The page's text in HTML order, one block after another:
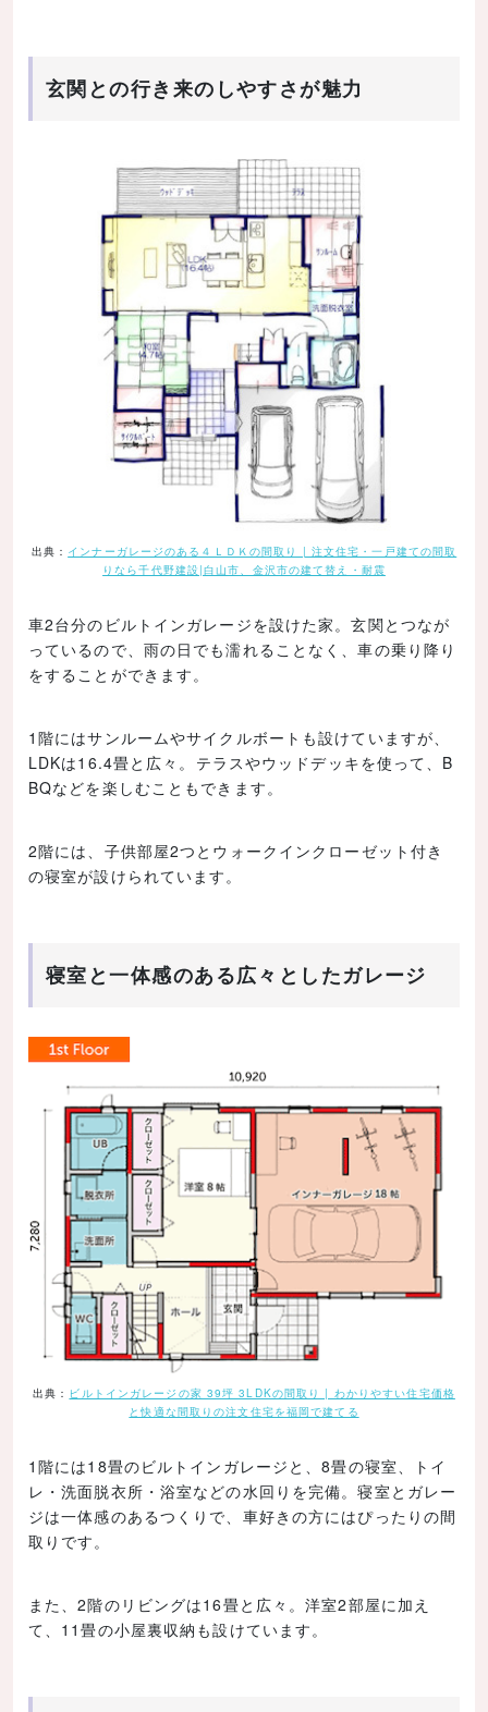
玄関との行き来のしやすさが魅力
出典： インナーガレージのある４ＬＤＫの間取り | 注文住宅・一戸建ての間取
りなら千代野建設|白山市、金沢市の建て替え・耐震
車2台分のビルトインガレージを設けた家。玄関とつなが
っているので、雨の日でも濡れることなく、車の乗り降り
をすることができます。
1階にはサンルームやサイクルボートも設けていますが、
LDKは16.4畳と広々。テラスやウッドデッキを使って、B
BQなどを楽しむこともできます。
2階には、子供部屋2つとウォークインクローゼット付き
の寝室が設けられています。
寝室と一体感のある広々としたガレージ
出典： ビルトインガレージの家 39坪 3LDKの間取り | わかりやすい住宅価格
と快適な間取りの注文住宅を福岡で建てる
1階には18畳のビルトインガレージと、8畳の寝室、トイ
レ・洗面脱衣所・浴室などの水回りを完備。寝室とガレー
ジは一体感のあるつくりで、車好きの方にはぴったりの間
取りです。
また、2階のリビングは16畳と広々。洋室2部屋に加え
て、11畳の小屋裏収納も設けています。